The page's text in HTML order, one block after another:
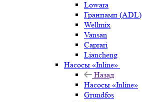
Lowara
Гранпамп (ADL)
Wellmix
Vansan
Caprari
Liancheng
Насосы «Inline»
Назад
Насосы «Inline»
Grundfos